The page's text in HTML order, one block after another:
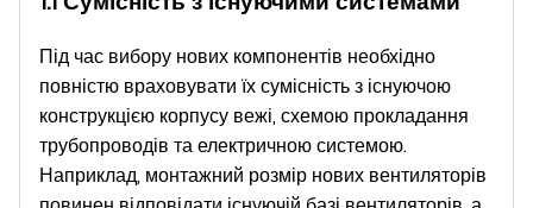
Під час вибору нових компонентів необхідно
повністю враховувати їх сумісність з існуючою
конструкцією корпусу вежі, схемою прокладання
трубопроводів та електричною системою.
Наприклад, монтажний розмір нових вентиляторів